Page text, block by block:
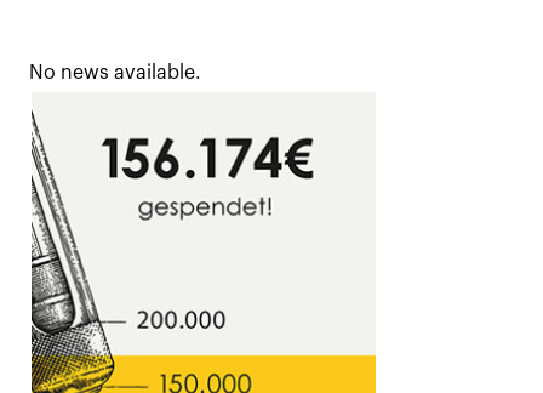
No news available.